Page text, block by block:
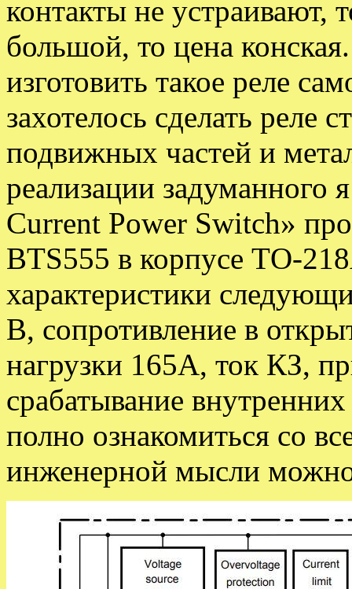
контакты не устраивают,
большой, то цена
изготовить такое реле
захотелось сделать реле
подвижных частей и
реализации задуманного
Current Power Switch»
BTS555 в корпусе ТO-
характеристики
В, сопротивление в
нагрузки 165А, ток КЗ,
срабатывание
полно ознакомиться со
инженерной мысли можно